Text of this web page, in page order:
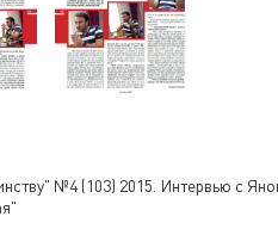
№4 (103) 2015. Интервью с